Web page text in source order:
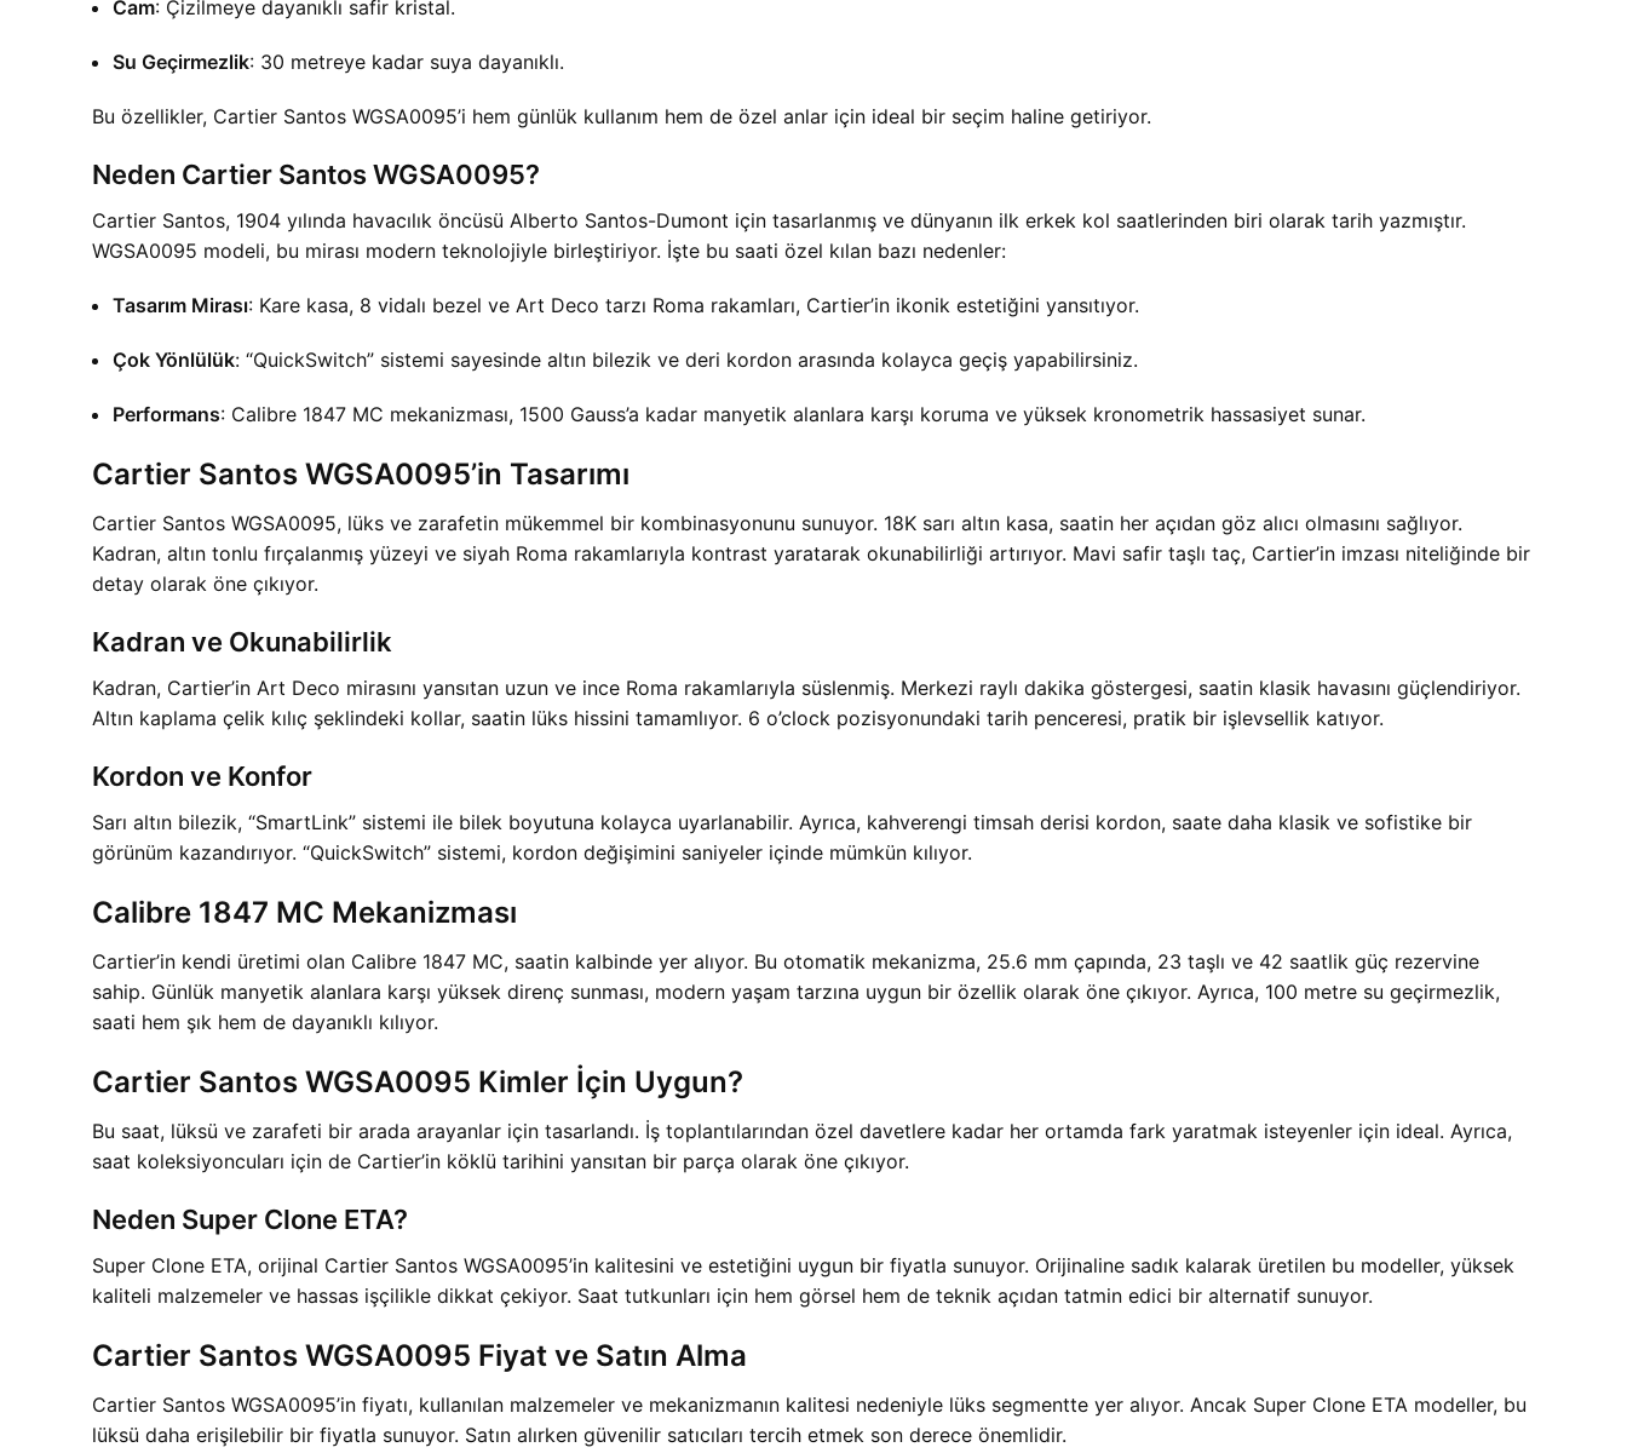
Cam: Çizilmeye dayanıklı safir kristal.
Su Geçirmezlik: 30 metreye kadar suya dayanıklı.
Bu özellikler, Cartier Santos WGSA0095’i hem günlük kullanım hem de özel anlar için ideal bir seçim haline getiriyor.
Neden Cartier Santos WGSA0095?
Cartier Santos, 1904 yılında havacılık öncüsü Alberto Santos-Dumont için tasarlanmış ve dünyanın ilk erkek kol saatlerinden biri olarak tarih yazmıştır.
WGSA0095 modeli, bu mirası modern teknolojiyle birleştiriyor. İşte bu saati özel kılan bazı nedenler:
Tasarım Mirası: Kare kasa, 8 vidalı bezel ve Art Deco tarzı Roma rakamları, Cartier’in ikonik estetiğini yansıtıyor.
Çok Yönlülük: “QuickSwitch” sistemi sayesinde altın bilezik ve deri kordon arasında kolayca geçiş yapabilirsiniz.
Performans: Calibre 1847 MC mekanizması, 1500 Gauss’a kadar manyetik alanlara karşı koruma ve yüksek kronometrik hassasiyet sunar.
Cartier Santos WGSA0095’in Tasarımı
Cartier Santos WGSA0095, lüks ve zarafetin mükemmel bir kombinasyonunu sunuyor. 18K sarı altın kasa, saatin her açıdan göz alıcı olmasını sağlıyor.
Kadran, altın tonlu fırçalanmış yüzeyi ve siyah Roma rakamlarıyla kontrast yaratarak okunabilirliği artırıyor. Mavi safir taşlı taç, Cartier’in imzası niteliğinde bir
detay olarak öne çıkıyor.
Kadran ve Okunabilirlik
Kadran, Cartier’in Art Deco mirasını yansıtan uzun ve ince Roma rakamlarıyla süslenmiş. Merkezi raylı dakika göstergesi, saatin klasik havasını güçlendiriyor.
Altın kaplama çelik kılıç şeklindeki kollar, saatin lüks hissini tamamlıyor. 6 o’clock pozisyonundaki tarih penceresi, pratik bir işlevsellik katıyor.
Kordon ve Konfor
Sarı altın bilezik, “SmartLink” sistemi ile bilek boyutuna kolayca uyarlanabilir. Ayrıca, kahverengi timsah derisi kordon, saate daha klasik ve sofistike bir
görünüm kazandırıyor. “QuickSwitch” sistemi, kordon değişimini saniyeler içinde mümkün kılıyor.
Calibre 1847 MC Mekanizması
Cartier’in kendi üretimi olan Calibre 1847 MC, saatin kalbinde yer alıyor. Bu otomatik mekanizma, 25.6 mm çapında, 23 taşlı ve 42 saatlik güç rezervine
sahip. Günlük manyetik alanlara karşı yüksek direnç sunması, modern yaşam tarzına uygun bir özellik olarak öne çıkıyor. Ayrıca, 100 metre su geçirmezlik,
saati hem şık hem de dayanıklı kılıyor.
Cartier Santos WGSA0095 Kimler İçin Uygun?
Bu saat, lüksü ve zarafeti bir arada arayanlar için tasarlandı. İş toplantılarından özel davetlere kadar her ortamda fark yaratmak isteyenler için ideal. Ayrıca,
saat koleksiyoncuları için de Cartier’in köklü tarihini yansıtan bir parça olarak öne çıkıyor.
Neden Super Clone ETA?
Super Clone ETA, orijinal Cartier Santos WGSA0095’in kalitesini ve estetiğini uygun bir fiyatla sunuyor. Orijinaline sadık kalarak üretilen bu modeller, yüksek
kaliteli malzemeler ve hassas işçilikle dikkat çekiyor. Saat tutkunları için hem görsel hem de teknik açıdan tatmin edici bir alternatif sunuyor.
Cartier Santos WGSA0095 Fiyat ve Satın Alma
Cartier Santos WGSA0095’in fiyatı, kullanılan malzemeler ve mekanizmanın kalitesi nedeniyle lüks segmentte yer alıyor. Ancak Super Clone ETA modeller, bu
lüksü daha erişilebilir bir fiyatla sunuyor. Satın alırken güvenilir satıcıları tercih etmek son derece önemlidir.